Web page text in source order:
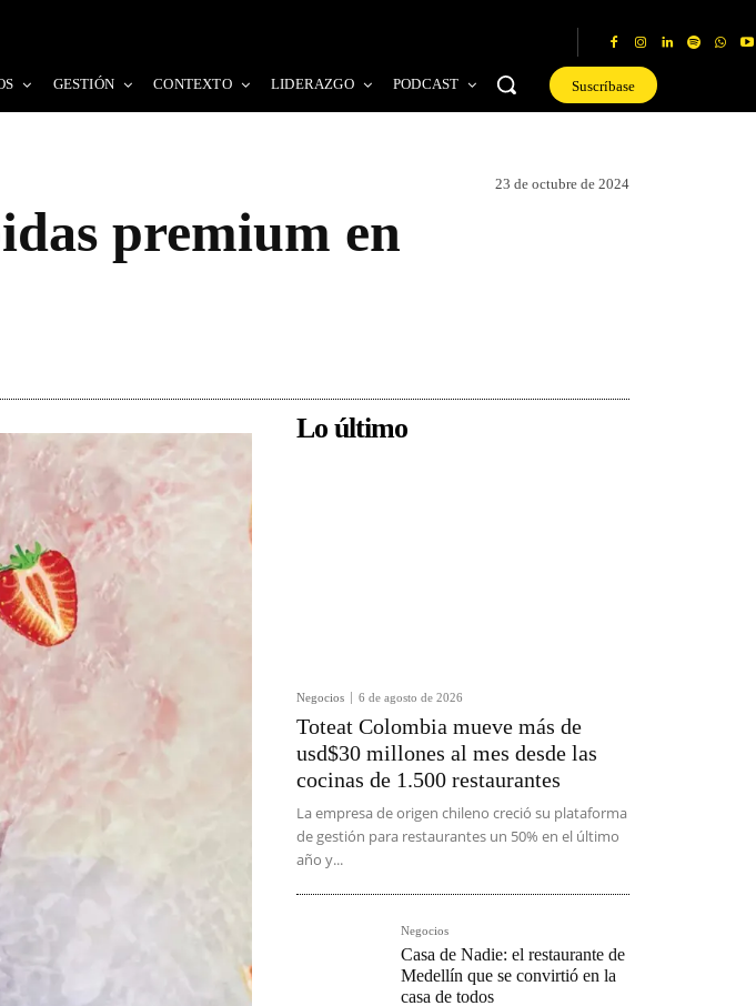
GESTIÓN CONTEXTO LIDERAZGO PODCAST Suscríbase
23 de octubre de 2024
premium en
Lo último
Negocios 6 de agosto de 2026
Toteat Colombia mueve más de
usd$30 millones al mes desde las
cocinas de 1.500 restaurantes
La empresa de origen chileno creció su plataforma
de gestión para restaurantes un 50% en el último
año y...
Negocios
Casa de Nadie: el restaurante de
Medellín que se convirtió en la
casa de todos